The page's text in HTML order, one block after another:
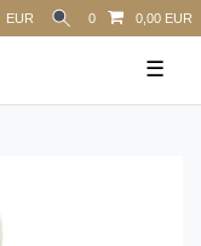
EUR 0 0,00 EUR
☰